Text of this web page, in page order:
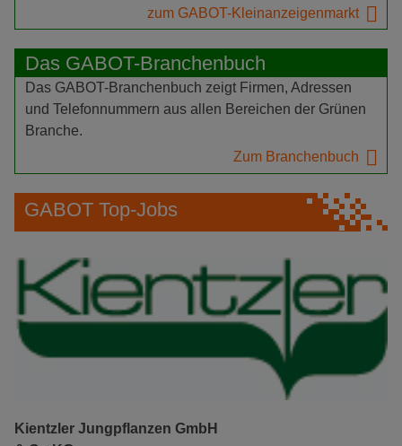
zum GABOT-Kleinanzeigenmarkt
Das GABOT-Branchenbuch
Das GABOT-Branchenbuch zeigt Firmen, Adressen
und Telefonnummern aus allen Bereichen der Grünen
Branche.
Zum Branchenbuch
GABOT Top-Jobs
Kientzler Jungpflanzen GmbH